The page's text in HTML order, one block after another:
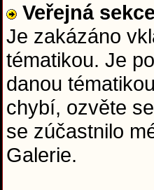
Veřejná sekce
Je zakázáno
tématikou. Je
danou
chybí, ozvěte
se zúčastnilo
Galerie.